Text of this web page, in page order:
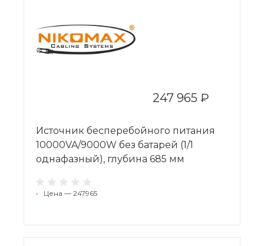
247 965 ₽
Источник бесперебойного питания
10000VA/9000W без батарей (1/1
однафазный), глубина 685 мм
• Цена — 247965